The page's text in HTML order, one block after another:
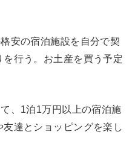
安の宿泊施設を自分で契
行う。お土産を買う予定
、1泊1万円以上の宿泊施
達とショッピングを楽し